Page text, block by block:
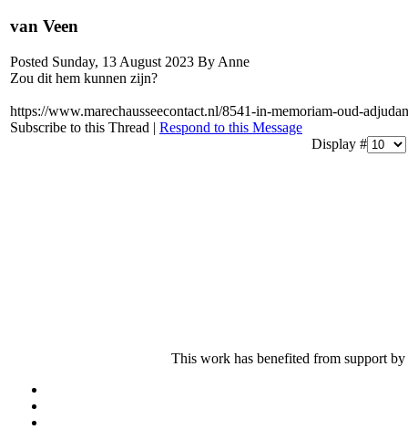
van Veen
Posted Sunday, 13 August 2023 By Anne
Zou dit hem kunnen zijn?
https://www.marechausseecontact.nl/8541-in-memoriam-oud-
Subscribe to this Thread | Respond to this Message
Display #
This work has benefited from support